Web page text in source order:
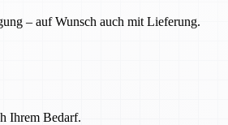
– auf Wunsch auch mit Lieferung.
Ihrem Bedarf.